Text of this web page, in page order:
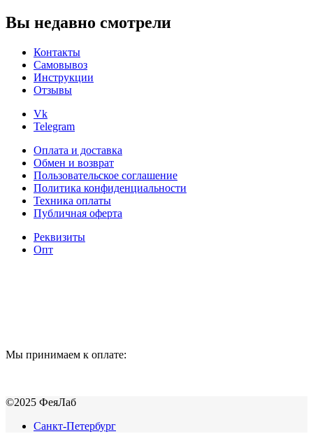
Вы недавно смотрели
Контакты
Самовывоз
Инструкции
Отзывы
Vk
Telegram
Оплата и доставка
Обмен и возврат
Пользовательское соглашение
Политика конфиденциальности
Техника оплаты
Публичная оферта
Реквизиты
Опт
Мы принимаем к оплате:
©2025 ФеяЛаб
Санкт-Петербург